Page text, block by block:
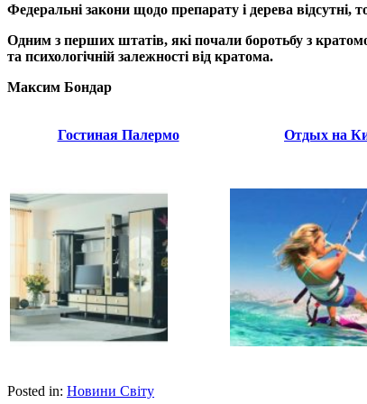
Федеральні закони щодо препарату і дерева
Одним з перших штатів, які почали боротьбу з
та психологічній залежності від кратома.
Максим Бондар
Гостиная Палермо Отдых на
Posted in: Новини Світу